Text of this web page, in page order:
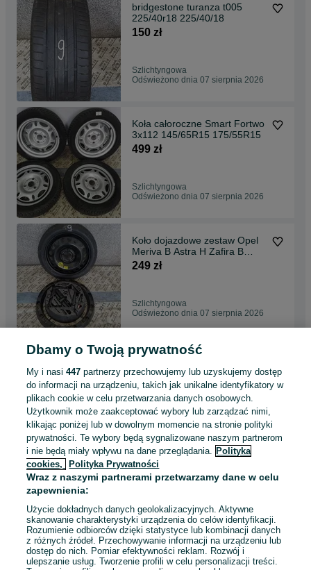
bridgestone turanza t005
225/40r18 225/40/18
150 zł
Szlichtyngowa
Odświeżono dnia 07 sierpnia 2026
Koła całoroczne Smart Fortwo
3x112 145/65R15 175/55R15
499 zł
Szlichtyngowa
Odświeżono dnia 07 sierpnia 2026
Koło dojazdowe zestaw Opel
Meriva B Astra H Zafira B
5x110 115/70r16
249 zł
Szlichtyngowa
Odświeżono dnia 07 sierpnia 2026
koło dojazdowe vw taigo t-cros
skoda kamiq seat audi tt
5x112 125/70r
399 zł
Szlichtyngowa
Odświeżono dnia 07 sierpnia 2026
Koło Zapasowe Seat Ibiza
Skoda Fabia WV Polo 195/50
Szlichtyngowa
Odświeżono dnia 07 sierpnia 2026
Dbamy o Twoją prywatność
My i nasi447 partnerzy przechowujemy lub uzyskujemy dostęp
do informacji na urządzeniu, takich jak unikalne identyfikatory w
plikach cookie w celu przetwarzania danych osobowych.
Użytkownik może zaakceptować wybory lub zarządzać nimi,
klikając poniżej lub w dowolnym momencie na stronie polityki
prywatności. Te wybory będą sygnalizowane naszym partnerom
i nie będą miały wpływu na dane przeglądania. Polityka
cookies,
Polityka Prywatności
Wraz z naszymi partnerami przetwarzamy dane w celu
zapewnienia:
Użycie dokładnych danych geolokalizacyjnych. Aktywne
skanowanie charakterystyki urządzenia do celów identyfikacji.
Rozumienie odbiorców dzięki statystyce lub kombinacji danych
z różnych źródeł. Przechowywanie informacji na urządzeniu lub
dostęp do nich. Pomiar efektywności reklam. Rozwój i
ulepszanie usług. Tworzenie profili w celu personalizacji treści.